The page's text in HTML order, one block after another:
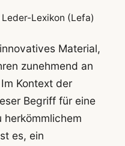
Lexikon (Lefa)
Material,
zunehmend an
Kontext der
Begriff für eine
es, ein